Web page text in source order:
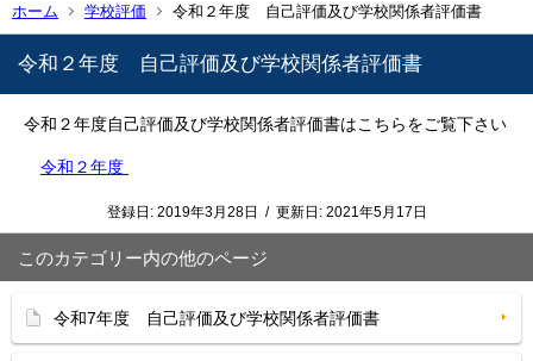
ホーム 学校評価 令和２年度 自己評価及び学校関係者評価書
令和２年度 自己評価及び学校関係者評価書
令和２年度自己評価及び学校関係者評価書はこちらをご覧下さい
令和２年度
登録日: 2019年3月28日 / 更新日: 2021年5月17日
このカテゴリー内の他のページ
令和7年度 自己評価及び学校関係者評価書